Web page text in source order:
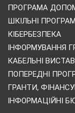
ПРОГРАМА
ШКІЛЬНІ
КІБЕРБЕЗПЕКА
ІНФОРМУВАННЯ
КАБЕЛЬНІ
ПОПЕРЕДНІ
ГРАНТИ,
ІНФОРМАЦІЙНІ